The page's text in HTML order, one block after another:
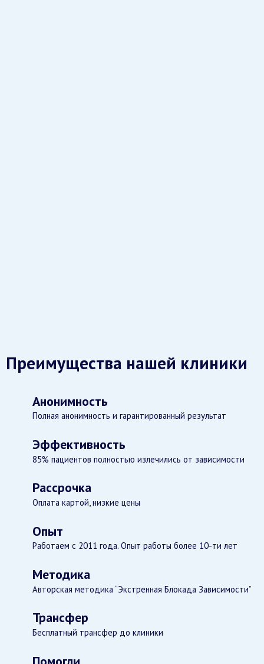
Преимущества нашей клиники
Анонимность
Полная анонимность и гарантированный результат
Эффективность
85% пациентов полностью излечились от зависимости
Рассрочка
Оплата картой, низкие цены
Опыт
Работаем с 2011 года. Опыт работы более 10-ти лет
Методика
Авторская методика “Экстренная Блокада Зависимости”
Трансфер
Бесплатный трансфер до клиники